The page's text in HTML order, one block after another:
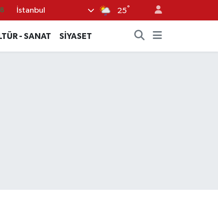
İstanbul 25°
- SANAT SİYASET